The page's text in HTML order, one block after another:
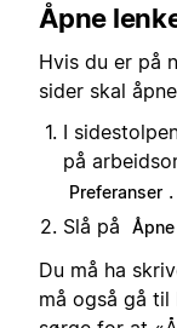
Åpne
Hvis du er på
sider skal
I
på
Preferanser .
Slå på
Du må ha
må også gå